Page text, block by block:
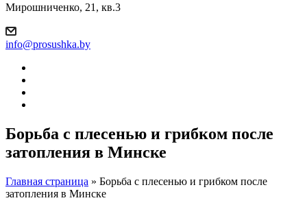
Мирошниченко, 21, кв.3
info@prosushka.by
Борьба с плесенью и грибком после
затопления в Минске
Главная страница » Борьба с плесенью и грибком после
затопления в Минске